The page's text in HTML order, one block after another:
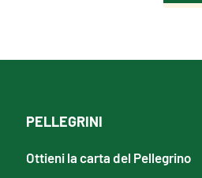
PELLEGRINI
Ottieni la carta del Pellegrino